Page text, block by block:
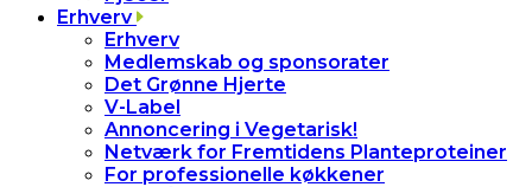
Erhverv
Erhverv
Medlemskab og sponsorater
Det Grønne Hjerte
V-Label
Annoncering i Vegetarisk!
Netværk for Fremtidens Planteproteiner
For professionelle køkkener